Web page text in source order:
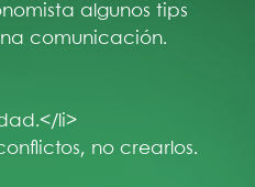
algunos tips
comunicación.
li>
no crearlos.